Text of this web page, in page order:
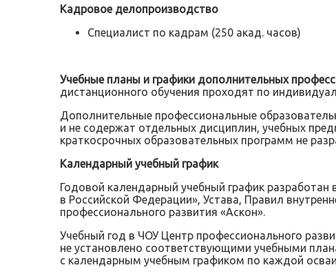
Кадровое делопроизводство
Специалист по кадрам (250 акад. часов)
Учебные планы и графики дополнительных
дистанционного обучения проходят по
Дополнительные профессиональные
и не содержат отдельных дисциплин, учебных
краткосрочных образовательных программ не
Календарный учебный график
Годовой календарный учебный график
в Российской Федерации», Устава, Правил
профессионального развития «Аскон».
Учебный год в ЧОУ Центр профессионального
не установлено соответствующими учебными
с календарным учебным графиком по каждой